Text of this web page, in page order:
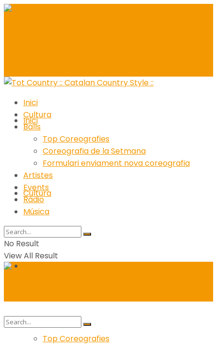
Inici
Cultura
Top Coreografies
Inici
Cultura
Balls
Top Coreografies
Coreografia de la Setmana
Formulari enviament nova coreografia
Artistes
Events
Ràdio
Música
No Result
View All Result